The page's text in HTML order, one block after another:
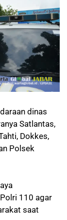
dinas
Satlantas,
Dokkes,
Polsek
110 agar
saat